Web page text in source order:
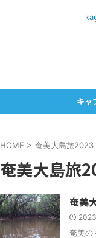
キャ
HOME > 奄美大島旅2023
奄美大島旅
奄美
奄美の